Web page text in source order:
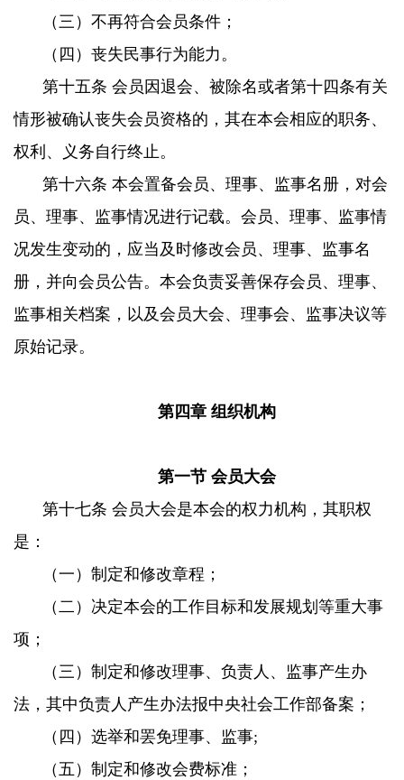
（三）不再符合会员条件；
（四）丧失民事行为能力。
第十五条 会员因退会、被除名或者第十四条有关
情形被确认丧失会员资格的，其在本会相应的职务、
权利、义务自行终止。
第十六条 本会置备会员、理事、监事名册，对会
员、理事、监事情况进行记载。会员、理事、监事情
况发生变动的，应当及时修改会员、理事、监事名
册，并向会员公告。本会负责妥善保存会员、理事、
监事相关档案，以及会员大会、理事会、监事决议等
原始记录。
第四章 组织机构
第一节 会员大会
第十七条 会员大会是本会的权力机构，其职权
是：
（一）制定和修改章程；
（二）决定本会的工作目标和发展规划等重大事
项；
（三）制定和修改理事、负责人、监事产生办
法，其中负责人产生办法报中央社会工作部备案；
（四）选举和罢免理事、监事;
（五）制定和修改会费标准；